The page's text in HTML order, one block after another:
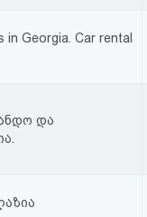
in Georgia. Car rental
და